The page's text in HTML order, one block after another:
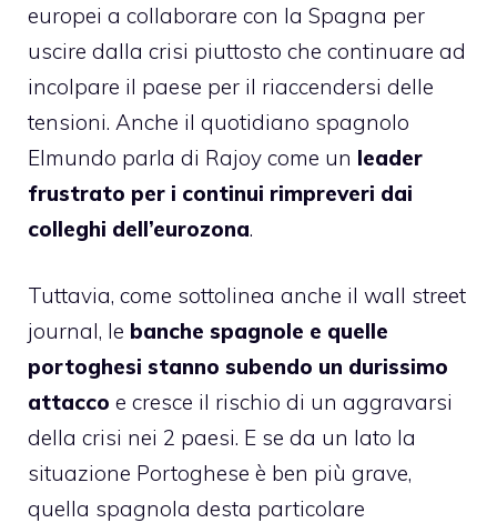
europei a collaborare con la Spagna per
uscire dalla crisi piuttosto che continuare ad
incolpare il paese per il riaccendersi delle
tensioni. Anche il quotidiano spagnolo
Elmundo parla di Rajoy come un leader
frustrato per i continui rimpreveri dai
colleghi dell’eurozona.
Tuttavia, come sottolinea anche il wall street
journal, le banche spagnole e quelle
portoghesi stanno subendo un durissimo
attacco e cresce il rischio di un aggravarsi
della crisi nei 2 paesi. E se da un lato la
situazione Portoghese è ben più grave,
quella spagnola desta particolare